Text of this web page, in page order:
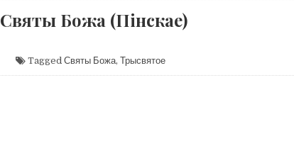
Святы Божа (Пінскае)
Tagged Святы Божа, Трысвятое